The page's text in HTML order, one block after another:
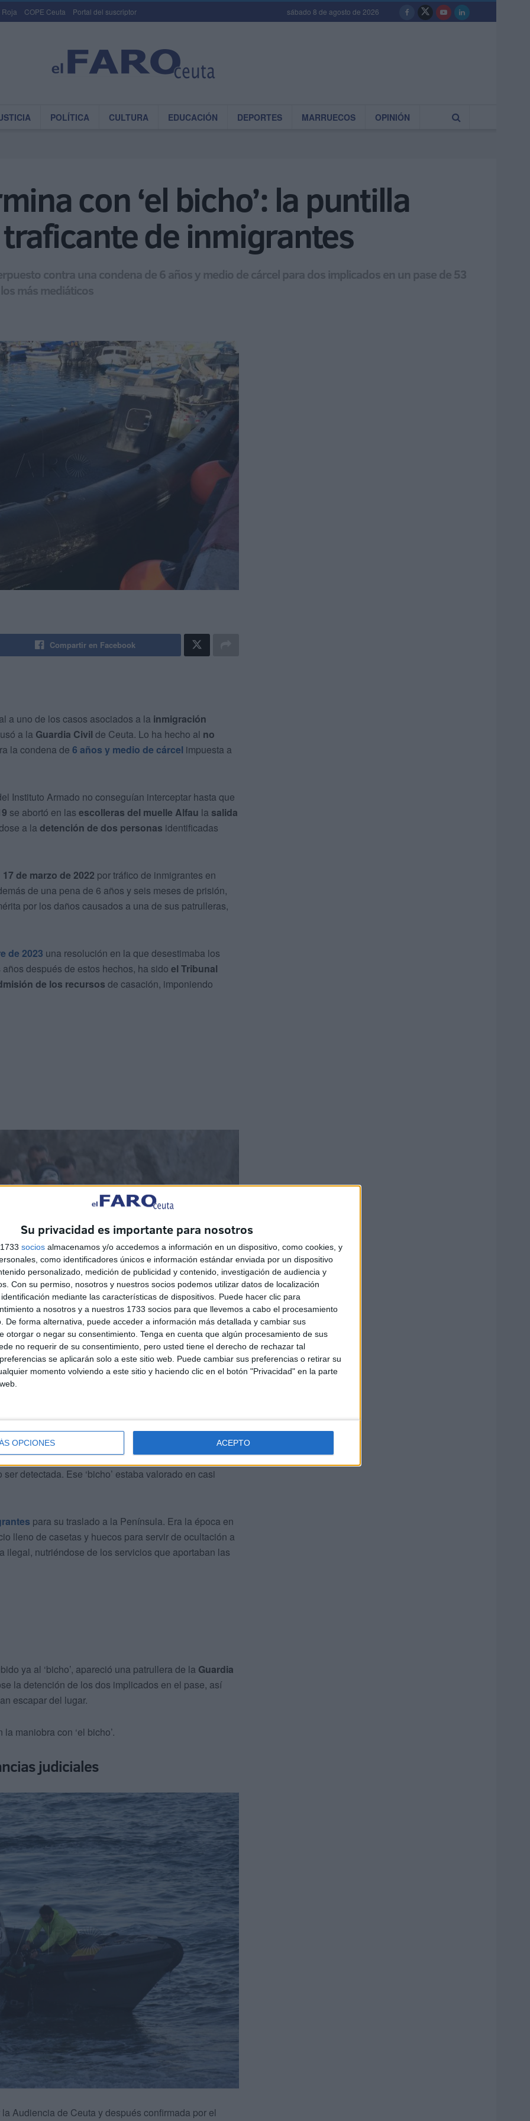
Su privacidad es importante para nosotros
socios almacenamos y/o accedemos a información en un dispositivo, como cookies, y
como identificadores únicos e información estándar enviada por un dispositivo
personalizado, medición de publicidad y contenido, investigación de audiencia y
Con su permiso, nosotros y nuestros socios podemos utilizar datos de localización
mediante las características de dispositivos. Puede hacer clic para
a nosotros y a nuestros 1733 socios para que llevemos a cabo el procesamiento
De forma alternativa, puede acceder a información más detallada y cambiar sus
otorgar o negar su consentimiento. Tenga en cuenta que algún procesamiento de sus
no requerir de su consentimiento, pero usted tiene el derecho de rechazar tal
se aplicarán solo a este sitio web. Puede cambiar sus preferencias o retirar su
momento volviendo a este sitio y haciendo clic en el botón "Privacidad" en la parte
OPCIONES ACEPTO
Roja COPE Ceuta Portal del suscriptor sábado 8 de agosto de 2026
POLÍTICA CULTURA EDUCACIÓN DEPORTES MARRUECOS OPINIÓN
con ‘el bicho’: la puntilla
de inmigrantes
contra una condena de 6 años y medio de cárcel para dos implicados en un pase de 53
más mediáticos
Compartir en Facebook
a uno de los casos asociados a la inmigración
a la Guardia Civil de Ceuta. Lo ha hecho al no
la condena de 6 años y medio de cárcel impuesta a
Instituto Armado no conseguían interceptar hasta que
se abortó en las escolleras del muelle Alfau la salida
a la detención de dos personas identificadas
17 de marzo de 2022 por tráfico de inmigrantes en
de una pena de 6 años y seis meses de prisión,
por los daños causados a una de sus patrulleras,
de 2023 una resolución en la que desestimaba los
años después de estos hechos, ha sido el Tribunal
de los recursos de casación, imponiendo
que ambos controlaban esa
género prohibido.
detectada. Ese ‘bicho’ estaba valorado en casi
para su traslado a la Península. Era la época en
lleno de casetas y huecos para servir de ocultación a
ilegal, nutriéndose de los servicios que aportaban las
ya al ‘bicho’, apareció una patrullera de la Guardia
la detención de los dos implicados en el pase, así
escapar del lugar.
maniobra con ‘el bicho’.
judiciales
Audiencia de Ceuta y después confirmada por el